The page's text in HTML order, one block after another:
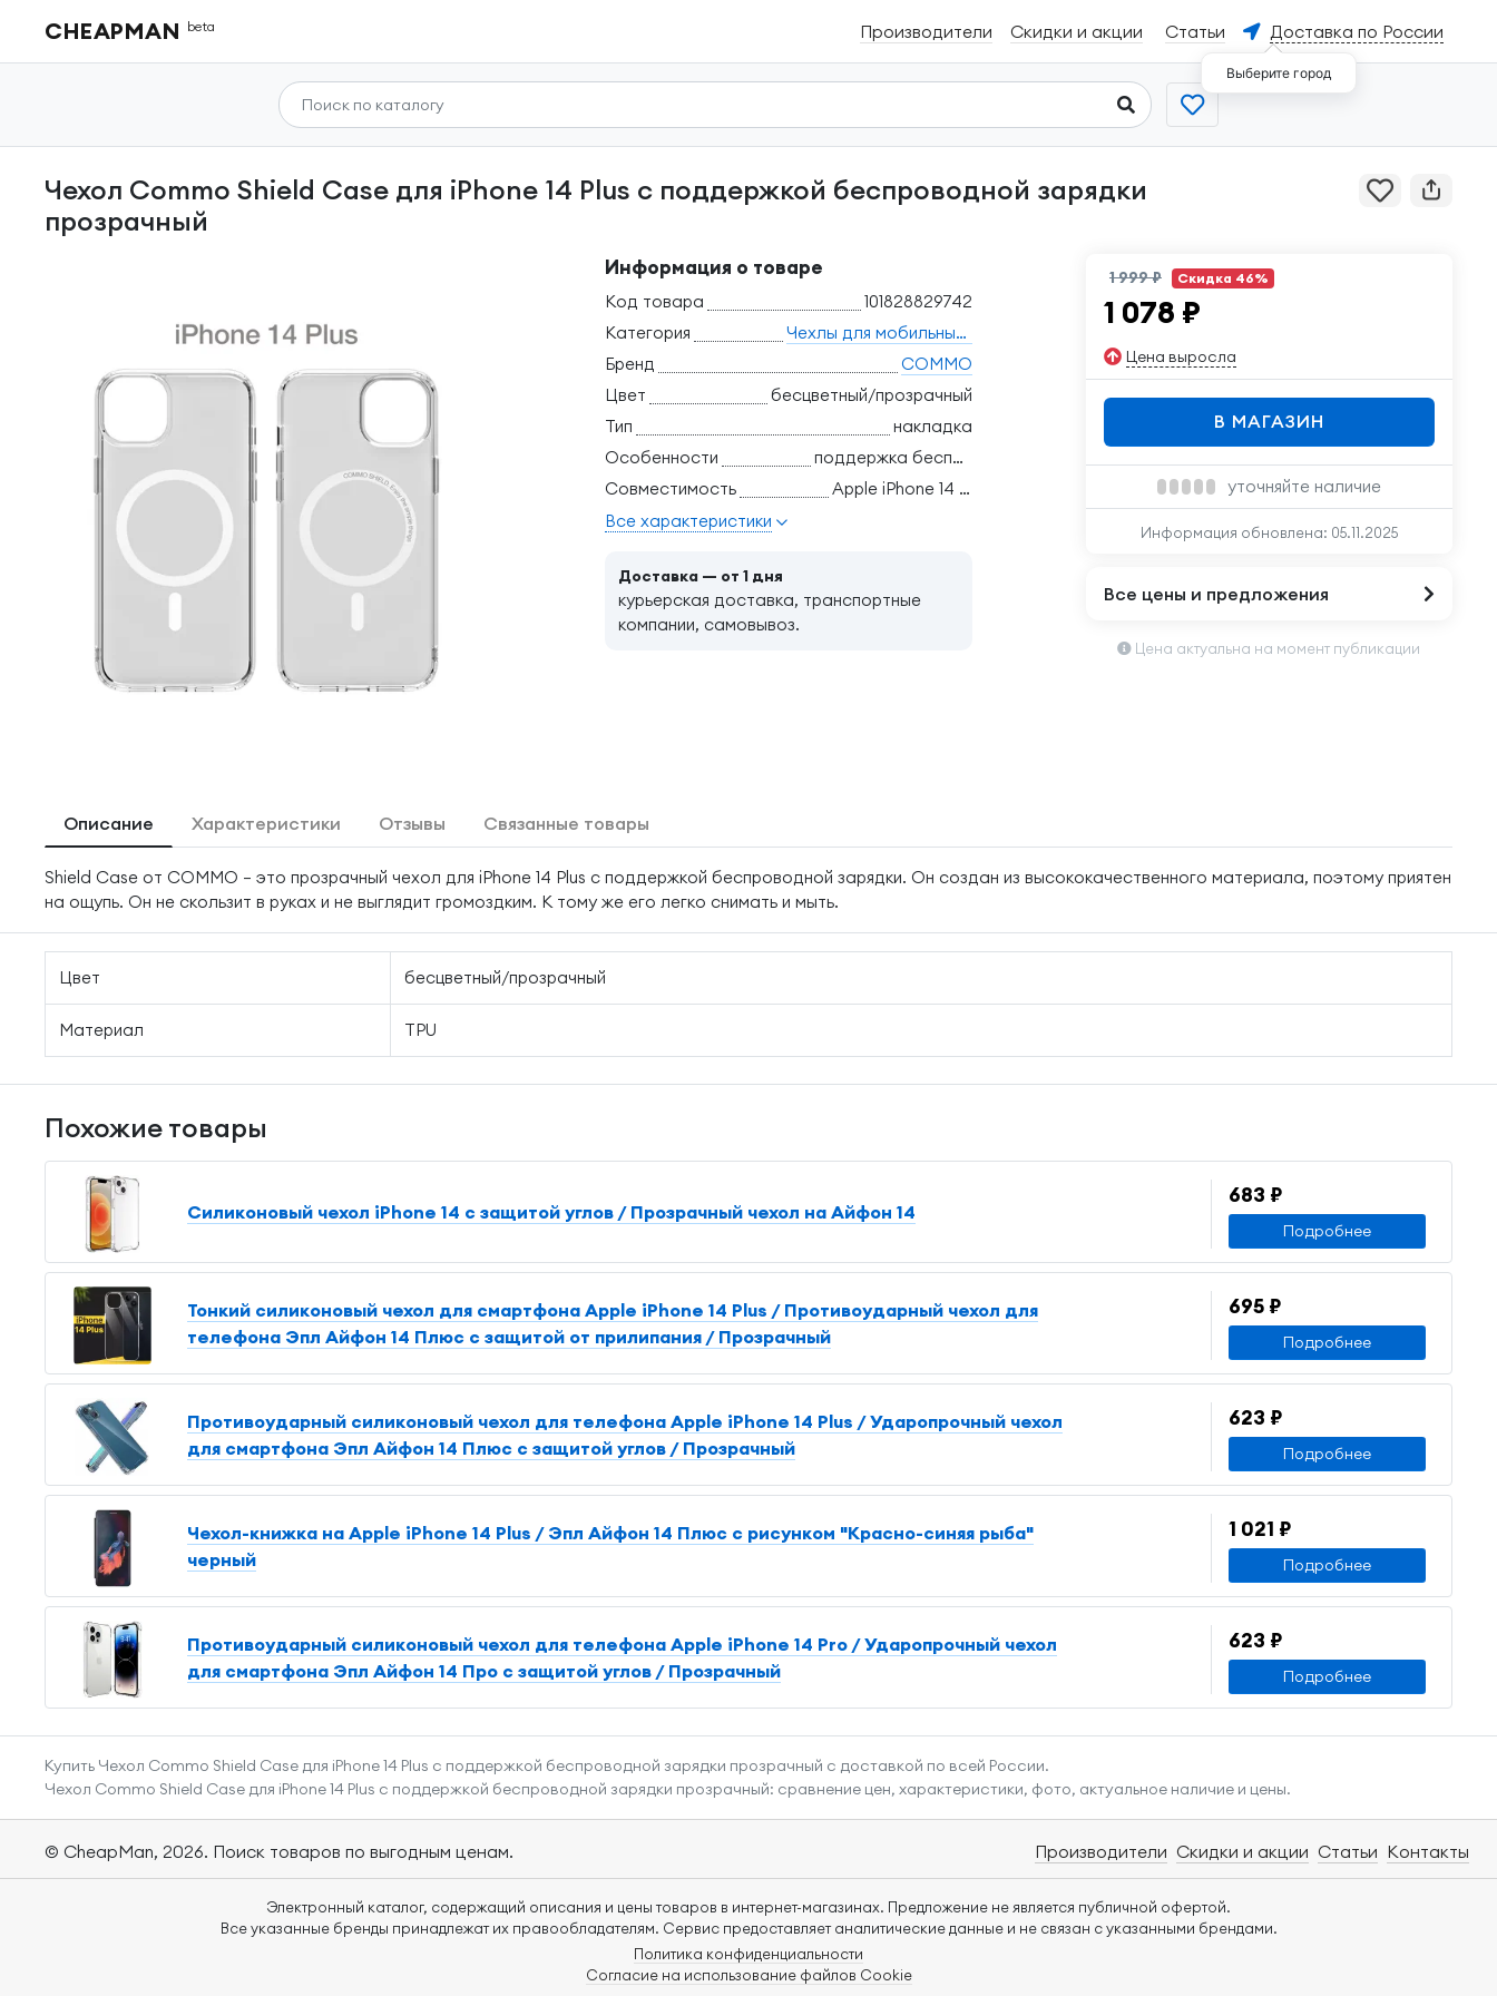
CHEAPMAN beta Производители Скидки и акции Статьи Доставка по России
Выберите город
Чехол Commo Shield Case для iPhone 14 Plus с поддержкой беспроводной зарядки
прозрачный
Информация о товаре
Код товара
101828829742
Категория
Чехлы для мобильных телефонов
Бренд
COMMO
Цвет
бесцветный/прозрачный
Тип
накладка
Особенности
поддержка беспроводной зарядки
Совместимость
Apple iPhone 14 Plus
Все характеристики
Доставка — от 1 дня
курьерская доставка, транспортные
компании, самовывоз.
1 999 ₽ Скидка 46%
1 078 ₽
Цена выросла
В МАГАЗИН
уточняйте наличие
Информация обновлена: 05.11.2025
Все цены и предложения
Цена актуальна на момент публикации
Описание Характеристики Отзывы Связанные товары
Shield Case от COMMO — это прозрачный чехол для iPhone 14 Plus с поддержкой беспроводной зарядки. Он создан из высококачественного материала, поэтому приятен
на ощупь. Он не скользит в руках и не выглядит громоздким. К тому же его легко снимать и мыть.
Цвет бесцветный/прозрачный
Материал TPU
Похожие товары
Силиконовый чехол iPhone 14 с защитой углов / Прозрачный чехол на Айфон 14
683 ₽
Подробнее
Тонкий силиконовый чехол для смартфона Apple iPhone 14 Plus / Противоударный чехол для
телефона Эпл Айфон 14 Плюс с защитой от прилипания / Прозрачный
695 ₽
Подробнее
Противоударный силиконовый чехол для телефона Apple iPhone 14 Plus / Ударопрочный чехол
для смартфона Эпл Айфон 14 Плюс с защитой углов / Прозрачный
623 ₽
Подробнее
Чехол-книжка на Apple iPhone 14 Plus / Эпл Айфон 14 Плюс с рисунком "Красно-синяя рыба"
черный
1 021 ₽
Подробнее
Противоударный силиконовый чехол для телефона Apple iPhone 14 Pro / Ударопрочный чехол
для смартфона Эпл Айфон 14 Про с защитой углов / Прозрачный
623 ₽
Подробнее
Купить Чехол Commo Shield Case для iPhone 14 Plus с поддержкой беспроводной зарядки прозрачный с доставкой по всей России.
Чехол Commo Shield Case для iPhone 14 Plus с поддержкой беспроводной зарядки прозрачный: сравнение цен, характеристики, фото, актуальное наличие и цены.
© CheapMan, 2026. Поиск товаров по выгодным ценам. Производители Скидки и акции Статьи Контакты
Электронный каталог, содержащий описания и цены товаров в интернет-магазинах. Предложение не является публичной офертой.
Все указанные бренды принадлежат их правообладателям. Сервис предоставляет аналитические данные и не связан с указанными брендами.
Политика конфиденциальности
Согласие на использование файлов Cookie